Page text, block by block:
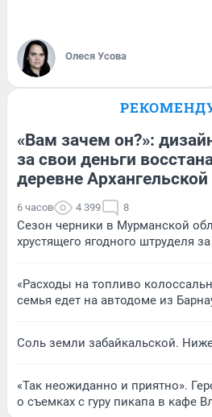
Олеся Усова
«Вам зачем он?»:
за свои деньги
деревне Архангельской
6 часов 4 399 8
Сезон черники в Мурманской
хрустящего ягодного штруделя
«Расходы на топливо
семья едет на автодоме из
Соль земли забайкальской.
«Так неожиданно и приятно».
о съемках с гуру пикапа в кафе